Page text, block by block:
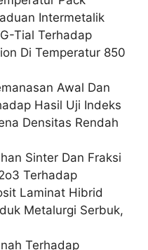
Intermetalik
Tial Terhadap
Di Temperatur 850
Awal Dan
Hasil Uji Indeks
Densitas Rendah
Sinter Dan Fraksi
Terhadap
Laminat Hibrid
Metalurgi Serbuk,
Terhadap